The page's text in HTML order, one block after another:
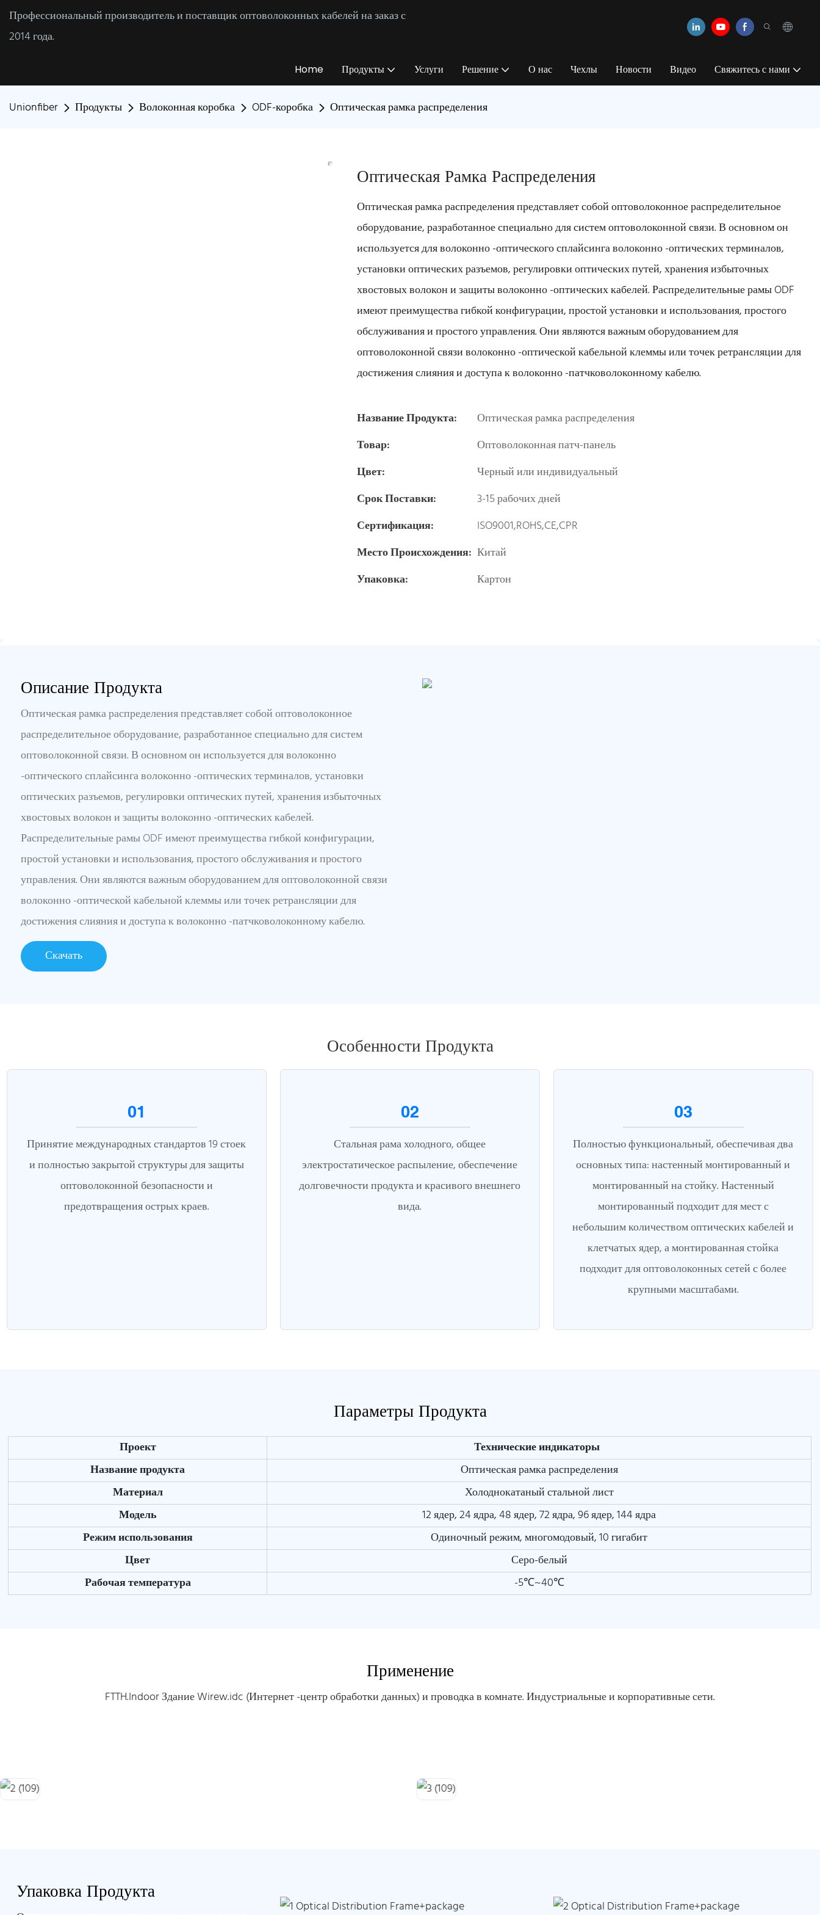
Профессиональный производитель и поставщик оптоволоконных кабелей на заказ с
2014 года.
Home Продукты Услуги Решение О нас Чехлы Новости Видео Свяжитесь с нами
Unionfiber Продукты Волоконная коробка ODF-коробка Оптическая рамка распределения
Оптическая Рамка Распределения
Оптическая рамка распределения представляет собой оптоволоконное распределительное
оборудование, разработанное специально для систем оптоволоконной связи. В основном он
используется для волоконно -оптического сплайсинга волоконно -оптических терминалов,
установки оптических разъемов, регулировки оптических путей, хранения избыточных
хвостовых волокон и защиты волоконно -оптических кабелей. Распределительные рамы ODF
имеют преимущества гибкой конфигурации, простой установки и использования, простого
обслуживания и простого управления. Они являются важным оборудованием для
оптоволоконной связи волоконно -оптической кабельной клеммы или точек ретрансляции для
достижения слияния и доступа к волоконно -патчковолоконному кабелю.
Название Продукта:
Оптическая рамка распределения
Товар:
Оптоволоконная патч-панель
Цвет:
Черный или индивидуальный
Срок Поставки:
3-15 рабочих дней
Сертификация:
ISO9001,ROHS,CE,CPR
Место Происхождения: Китай
Упаковка:
Картон
Описание Продукта
Оптическая рамка распределения представляет собой оптоволоконное
распределительное оборудование, разработанное специально для систем
оптоволоконной связи. В основном он используется для волоконно
-оптического сплайсинга волоконно -оптических терминалов, установки
оптических разъемов, регулировки оптических путей, хранения избыточных
хвостовых волокон и защиты волоконно -оптических кабелей.
Распределительные рамы ODF имеют преимущества гибкой конфигурации,
простой установки и использования, простого обслуживания и простого
управления. Они являются важным оборудованием для оптоволоконной связи
волоконно -оптической кабельной клеммы или точек ретрансляции для
достижения слияния и доступа к волоконно -патчковолоконному кабелю.
Скачать
Особенности Продукта
01
Принятие международных стандартов 19 стоек
и полностью закрытой структуры для защиты
оптоволоконной безопасности и
предотвращения острых краев.
02
Стальная рама холодного, общее
электростатическое распыление, обеспечение
долговечности продукта и красивого внешнего
вида.
03
Полностью функциональный, обеспечивая два
основных типа: настенный монтированный и
монтированный на стойку. Настенный
монтированный подходит для мест с
небольшим количеством оптических кабелей и
клетчатых ядер, а монтированная стойка
подходит для оптоволоконных сетей с более
крупными масштабами.
Параметры Продукта
Проект
Технические индикаторы
Название продукта
Оптическая рамка распределения
Материал
Холоднокатаный стальной лист
Модель
12 ядер, 24 ядра, 48 ядер, 72 ядра, 96 ядер, 144 ядра
Режим использования
Одиночный режим, многомодовый, 10 гигабит
Цвет
Серо-белый
Рабочая температура
-5℃~40℃
Применение
FTTH.Indoor Здание Wirew.idc (Интернет -центр обработки данных) и проводка в комнате. Индустриальные и корпоративные сети.
Упаковка Продукта